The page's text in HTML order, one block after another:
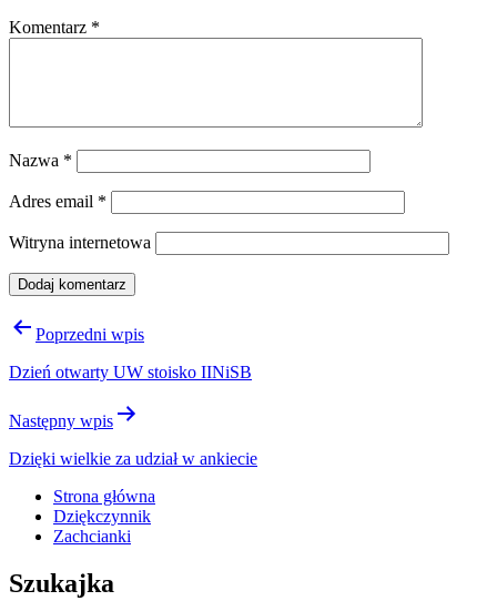
Komentarz *
Nazwa *
Adres email *
Witryna internetowa
Nawigacja
Poprzedni wpis
Dzień otwarty UW stoisko IINiSB
Następny wpis
Dzięki wielkie za udział w ankiecie
Strona główna
Dziękczynnik
Zachcianki
Szukajka